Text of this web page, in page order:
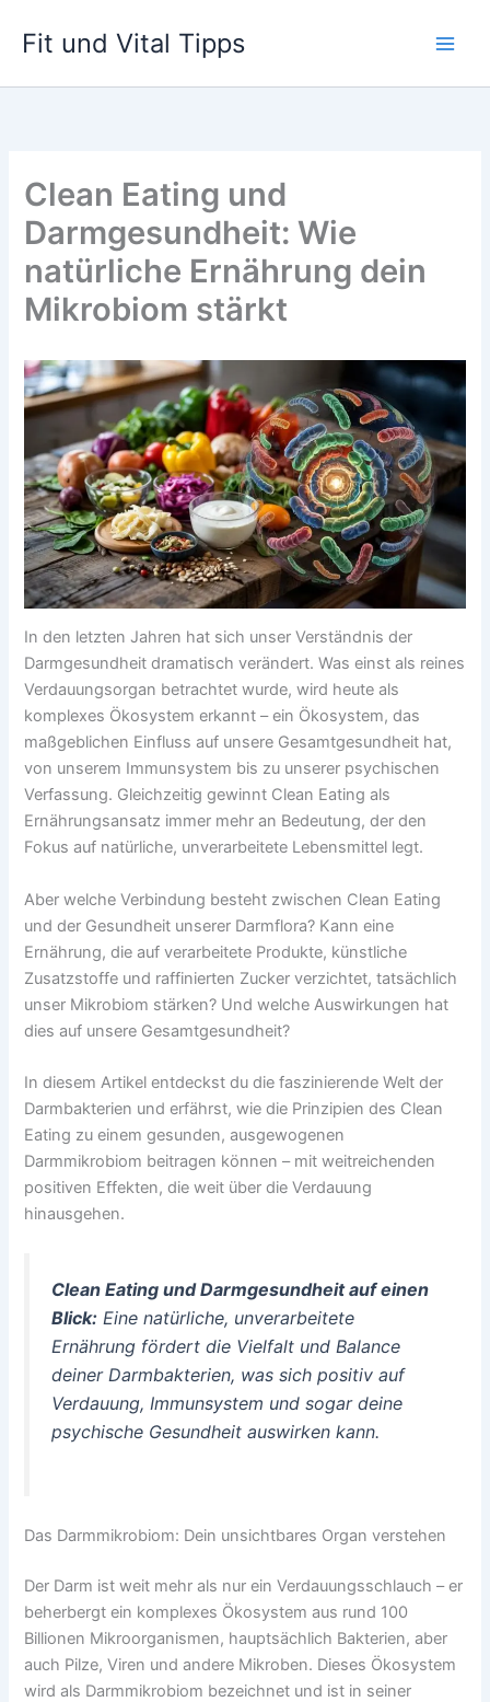
InhaltFit und Vital Tipps
Clean Eating und
Darmgesundheit: Wie
natürliche Ernährung dein
Mikrobiom stärkt
In den letzten Jahren hat sich unser Verständnis der
Darmgesundheit dramatisch verändert. Was einst als reines
Verdauungsorgan betrachtet wurde, wird heute als
komplexes Ökosystem erkannt – ein Ökosystem, das
maßgeblichen Einfluss auf unsere Gesamtgesundheit hat,
von unserem Immunsystem bis zu unserer psychischen
Verfassung. Gleichzeitig gewinnt Clean Eating als
Ernährungsansatz immer mehr an Bedeutung, der den
Fokus auf natürliche, unverarbeitete Lebensmittel legt.
Aber welche Verbindung besteht zwischen Clean Eating
und der Gesundheit unserer Darmflora? Kann eine
Ernährung, die auf verarbeitete Produkte, künstliche
Zusatzstoffe und raffinierten Zucker verzichtet, tatsächlich
unser Mikrobiom stärken? Und welche Auswirkungen hat
dies auf unsere Gesamtgesundheit?
In diesem Artikel entdeckst du die faszinierende Welt der
Darmbakterien und erfährst, wie die Prinzipien des Clean
Eating zu einem gesunden, ausgewogenen
Darmmikrobiom beitragen können – mit weitreichenden
positiven Effekten, die weit über die Verdauung
hinausgehen.
Clean Eating und Darmgesundheit auf einen
Blick: Eine natürliche, unverarbeitete
Ernährung fördert die Vielfalt und Balance
deiner Darmbakterien, was sich positiv auf
Verdauung, Immunsystem und sogar deine
psychische Gesundheit auswirken kann.
Das Darmmikrobiom: Dein unsichtbares Organ verstehen
Der Darm ist weit mehr als nur ein Verdauungsschlauch – er
beherbergt ein komplexes Ökosystem aus rund 100
Billionen Mikroorganismen, hauptsächlich Bakterien, aber
auch Pilze, Viren und andere Mikroben. Dieses Ökosystem
wird als Darmmikrobiom bezeichnet und ist in seiner